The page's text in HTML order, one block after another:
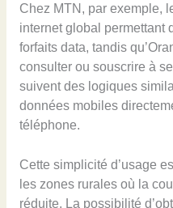
Chez MTN, par exemple,
internet global permettant
forfaits data, tandis
consulter ou souscrire à
suivent des logiques
données mobiles
téléphone.
Cette simplicité d’usage
les zones rurales où la
réduite. La possibilité